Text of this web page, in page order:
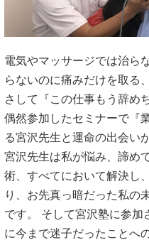
電気やマッサージでは治ら
らないのに痛みだけを取る
さして『この仕事もう辞め
偶然参加したセミナーで『
る宮沢先生と運命の出会い
宮沢先生は私が悩み、諦め
術、すべてにおいて解決し
り、お先真っ暗だった私の
です。 そして宮沢塾に参加
に今まで迷子だったことへ